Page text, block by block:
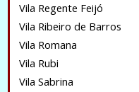
Vila Regente Feijó
Vila Ribeiro de Barros
Vila Romana
Vila Rubi
Vila Sabrina